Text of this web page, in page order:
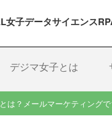
女子データサイエンス
デジマ女子とは
は？メールマーケティング